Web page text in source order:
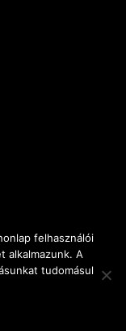
felhasználói
alkalmazunk. A
tudomásul